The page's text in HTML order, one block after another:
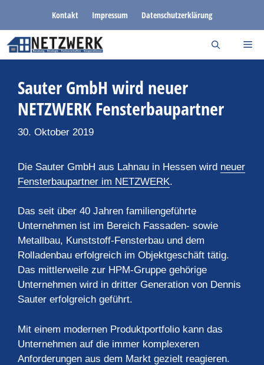
springen
Kontakt Impressum Datenschutzerklärung
Sauter GmbH wird neuer
NETZWERK Fensterbaupartner
30. Oktober 2019
Die Sauter GmbH aus Lahnau in Hessen wird neuer
Fensterbaupartner im NETZWERK.
Das seit über 40 Jahren familiengeführte
Unternehmen ist im Bereich Fassaden- sowie
Metallbau, Kunststoff-Fensterbau und dem
Rolladenbau erfolgreich im Objektgeschäft tätig.
Das mittlerweile zur HPM-Gruppe gehörige
Unternehmen wird in dritter Generation von Dennis
Sauter erfolgreich geführt.
Mit einem modernen Produktportfolio kann das
Unternehmen auf die immer komplexeren
Anforderungen aus dem Markt gezielt reagieren.